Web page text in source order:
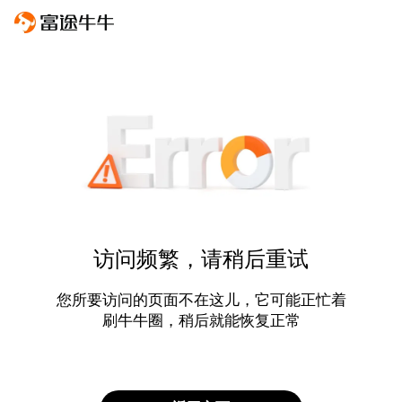
访问频繁，请稍后重试
您所要访问的页面不在这儿，它可能正忙着
刷牛牛圈，稍后就能恢复正常